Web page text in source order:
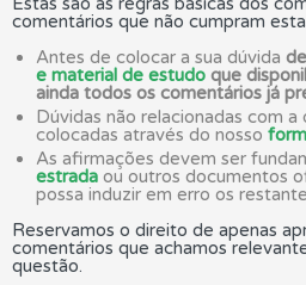
comentários que não cumpram
Antes de colocar a sua dúvida
e material de estudo que
ainda todos os comentários já
Dúvidas não relacionadas com
colocadas através do nosso
As afirmações devem ser
estrada ou outros documentos
possa induzir em erro os
Reservamos o direito de apenas
comentários que achamos
questão.